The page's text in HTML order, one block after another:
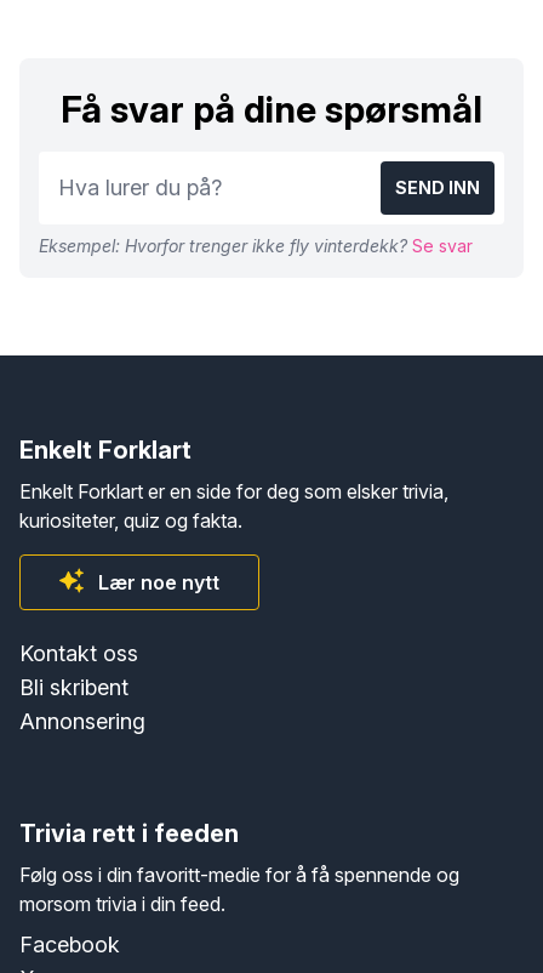
Få svar på dine spørsmål
SEND INN
Eksempel: Hvorfor trenger ikke fly vinterdekk? Se svar
Enkelt Forklart
Enkelt Forklart er en side for deg som elsker trivia,
kuriositeter, quiz og fakta.
Lær noe nytt
Kontakt oss
Bli skribent
Annonsering
Trivia rett i feeden
Følg oss i din favoritt-medie for å få spennende og
morsom trivia i din feed.
Facebook